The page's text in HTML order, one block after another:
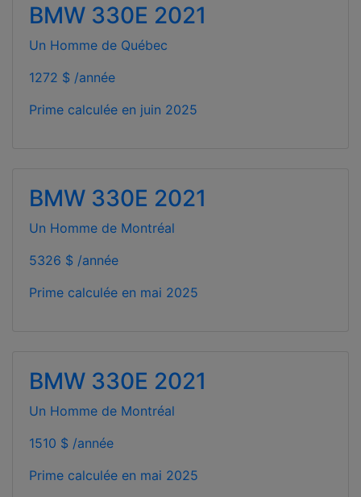
BMW 330E 2021
Un Homme de Québec
1272 $ /année
Prime calculée en juin 2025
BMW 330E 2021
Un Homme de Montréal
5326 $ /année
Prime calculée en mai 2025
BMW 330E 2021
Un Homme de Montréal
1510 $ /année
Prime calculée en mai 2025